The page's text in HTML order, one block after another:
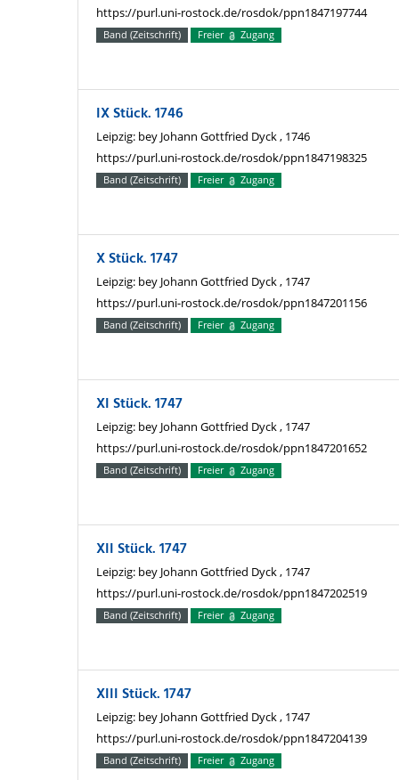
https://purl.uni-rostock.de/rosdok/ppn1847197744
Band (Zeitschrift) Freier Zugang
IX Stück. 1746
Leipzig: bey Johann Gottfried Dyck , 1746
https://purl.uni-rostock.de/rosdok/ppn1847198325
Band (Zeitschrift) Freier Zugang
X Stück. 1747
Leipzig: bey Johann Gottfried Dyck , 1747
https://purl.uni-rostock.de/rosdok/ppn1847201156
Band (Zeitschrift) Freier Zugang
XI Stück. 1747
Leipzig: bey Johann Gottfried Dyck , 1747
https://purl.uni-rostock.de/rosdok/ppn1847201652
Band (Zeitschrift) Freier Zugang
XII Stück. 1747
Leipzig: bey Johann Gottfried Dyck , 1747
https://purl.uni-rostock.de/rosdok/ppn1847202519
Band (Zeitschrift) Freier Zugang
XIII Stück. 1747
Leipzig: bey Johann Gottfried Dyck , 1747
https://purl.uni-rostock.de/rosdok/ppn1847204139
Band (Zeitschrift) Freier Zugang